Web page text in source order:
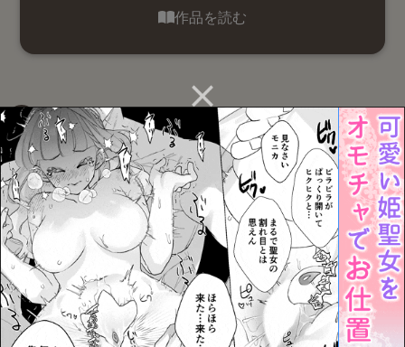
作品を読む
関連BL作品一覧
牛柄マイクロビキニメイ
ド
ラブユー イン ア ドリィム キスだけじゃたりない